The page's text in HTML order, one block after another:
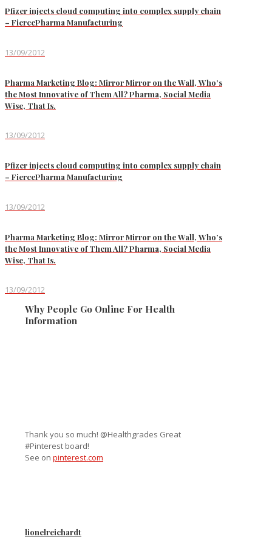
Pfizer injects cloud computing into complex supply chain
– FiercePharma Manufacturing
13/09/2012
Pharma Marketing Blog: Mirror Mirror on the Wall, Who’s
the Most Innovative of Them All? Pharma, Social Media
Wise, That Is.
13/09/2012
Pfizer injects cloud computing into complex supply chain
– FiercePharma Manufacturing
13/09/2012
Pharma Marketing Blog: Mirror Mirror on the Wall, Who’s
the Most Innovative of Them All? Pharma, Social Media
Wise, That Is.
13/09/2012
Why People Go Online For Health
Information
Thank you so much! @Healthgrades Great
#Pinterest board!
See on pinterest.com
lionelreichardt